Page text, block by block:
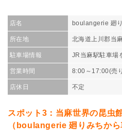
店名 boulangerie 廻
所在地 北海道上川郡当
駐車場情報 JR当麻駅駐車場
営業時間 8:00～17:00(売
店休日 不定
スポット3：当麻世界の昆虫
（boulangerie 廻りみちから